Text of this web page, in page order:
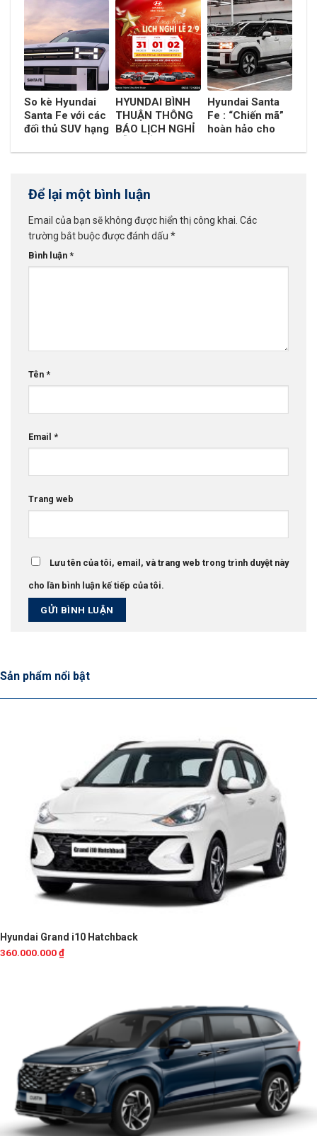
Hội Sở Hữu SUV
Hạng D Giá Cực
Hấp Dẫn
Stargazer X Cao
Cấp Để Hoàn
Hảo Cho Gia
Đình?
Palisade Thay Vì
Xe Khung Gầm
Rời
So kè Hyundai
Santa Fe với các
đối thủ SUV hạng
trang bị và trải
HYUNDAI BÌNH
THUẬN THÔNG
BÁO LỊCH NGHỈ
2/9
Hyundai Santa
Fe : “Chiến mã”
hoàn hảo cho
cắm trại và dã
Để lại một bình luận
Email của bạn sẽ không được hiển thị công khai. Các
trường bắt buộc được đánh dấu *
Bình luận *
Tên *
Email *
Trang web
Lưu tên của tôi, email, và trang web trong trình duyệt này
cho lần bình luận kế tiếp của tôi.
Sản phẩm nổi bật
Hyundai Grand i10 Hatchback
360.000.000₫